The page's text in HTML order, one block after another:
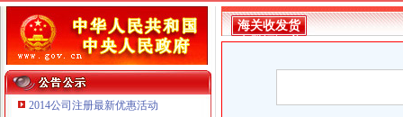
2014公司注册最新优惠活动
海关收发货
人登记证书